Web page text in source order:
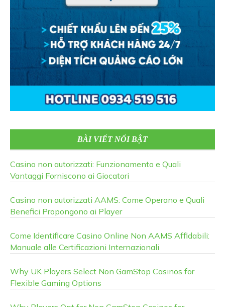
BÀI VIẾT NỔI BẬT
Casino non autorizzati: Funzionamento e Quali
Vantaggi Forniscono ai Giocatori
Casino non autorizzati AAMS: Come Operano e Quali
Benefici Propongono ai Player
Come Identificare Casino Online Non AAMS Affidabili:
Manuale alle Certificazioni Internazionali
Why UK Players Select Non GamStop Casinos for
Flexible Gaming Options